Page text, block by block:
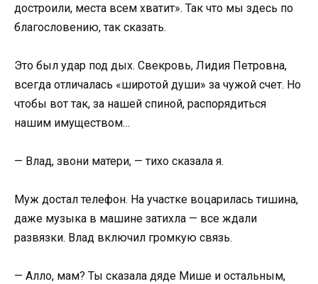
достроили, места всем хватит». Так что мы здесь по
благословению, так сказать.
Это был удар под дых. Свекровь, Лидия Петровна,
всегда отличалась «широтой души» за чужой счет. Но
чтобы вот так, за нашей спиной, распорядиться
нашим имуществом…
— Влад, звони матери, — тихо сказала я.
Муж достал телефон. На участке воцарилась тишина,
даже музыка в машине затихла — все ждали
развязки. Влад включил громкую связь.
— Алло, мам? Ты сказала дяде Мише и остальным,